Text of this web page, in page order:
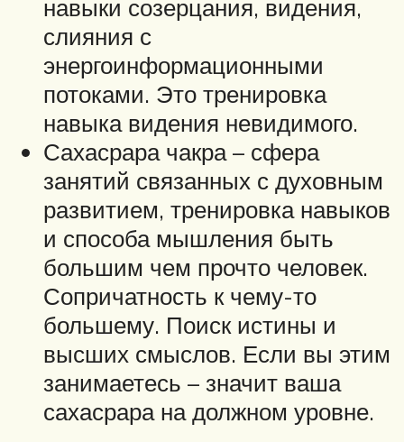
навыки созерцания, видения,
слияния с
энергоинформационными
потоками. Это тренировка
навыка видения невидимого.
Сахасрара чакра – сфера
занятий связанных с духовным
развитием, тренировка навыков
и способа мышления быть
большим чем прочто человек.
Сопричатность к чему-то
большему. Поиск истины и
высших смыслов. Если вы этим
занимаетесь – значит ваша
сахасрара на должном уровне.